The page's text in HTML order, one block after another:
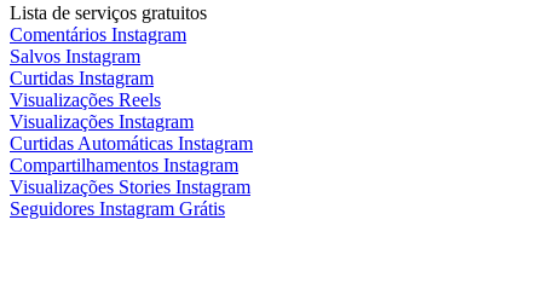
Lista de serviços gratuitos
Comentários Instagram
Salvos Instagram
Curtidas Instagram
Visualizações Reels
Visualizações Instagram
Curtidas Automáticas Instagram
Compartilhamentos Instagram
Visualizações Stories Instagram
Seguidores Instagram Grátis